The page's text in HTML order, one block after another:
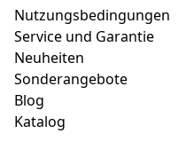
Nutzungsbedingungen
Service und Garantie
Neuheiten
Sonderangebote
Blog
Katalog